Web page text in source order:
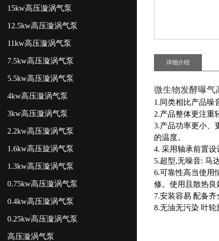
15kw高压漩涡气泵
12.5kw高压漩涡气泵
11kw高压漩涡气泵
7.5kw高压漩涡气泵
5.5kw高压漩涡气泵
4kw高压漩涡气泵
3kw高压漩涡气泵
2.2kw高压漩涡气泵
1.6kw高压旋涡气泵
1.3kw高压漩涡气泵
0.75kw高压漩涡气泵
0.4kw高压漩涡气泵
0.25kw高压漩涡气泵
高压漩涡气泵
详细介绍
微生物发酵曝气
1.同类相比产品噪
2.产品整体更注重
3.产品功率更小、
的温度。
4. 采用轴承前置
5.超型,无噪音: 马
6.可靠性高当使用
修。使用且散热
7.安装容易 配备
8.无油无污染 叶